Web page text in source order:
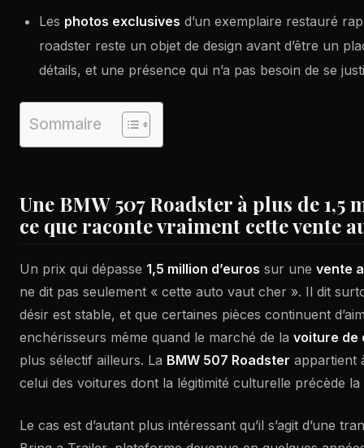
Les photos exclusives d’un exemplaire restauré
roadster reste un objet de design avant d’être un
détails, et une présence qui n’a pas besoin de se
Sommaire
Une BMW 507 Roadster à plus de 1,5
ce que raconte vraiment cette vente
Un prix qui dépasse 1,5 million d’euros sur une vente
ne dit pas seulement « cette auto vaut cher ». Il dit
désir est stable, et que certaines pièces continuent
enchérisseurs même quand le marché de la voiture de
plus sélectif ailleurs. La BMW 507 Roadster appartient
celui des voitures dont la légitimité culturelle précède
Le cas est d’autant plus intéressant qu’il s’agit d’une